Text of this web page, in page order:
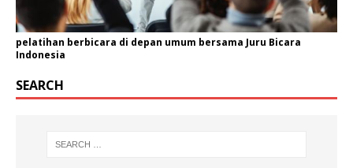
pelatihan berbicara di depan umum bersama Juru Bicara
Indonesia
SEARCH